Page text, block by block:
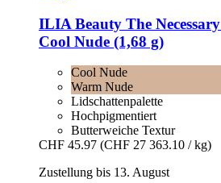
ILIA Beauty The
Cool Nude (1,68 g)
Cool Nude
Warm Nude
Lidschattenpalette
Hochpigmentiert
Butterweiche Textur
CHF 45.97 (CHF 27 363.10 / kg)
Zustellung bis 13. August